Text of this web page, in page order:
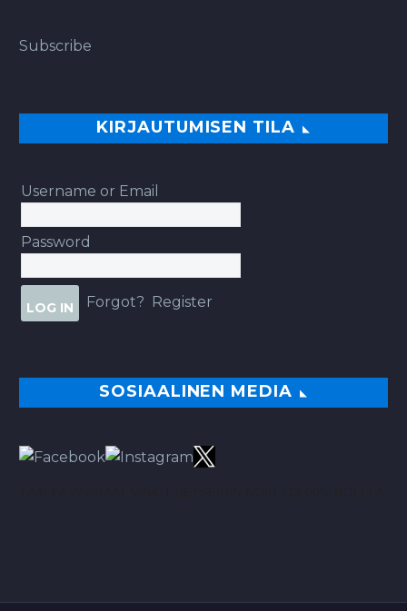
Subscribe
KIRJAUTUMISEN TILA
Username or Email
Password
Forgot? Register
SOSIAALINEN MEDIA